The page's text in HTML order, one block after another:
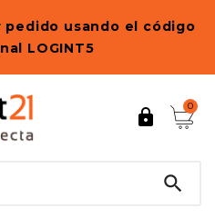
usando el código
LOGINT5

0
